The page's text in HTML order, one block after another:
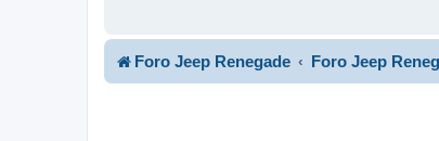
Foro Jeep Renegade Foro Jeep